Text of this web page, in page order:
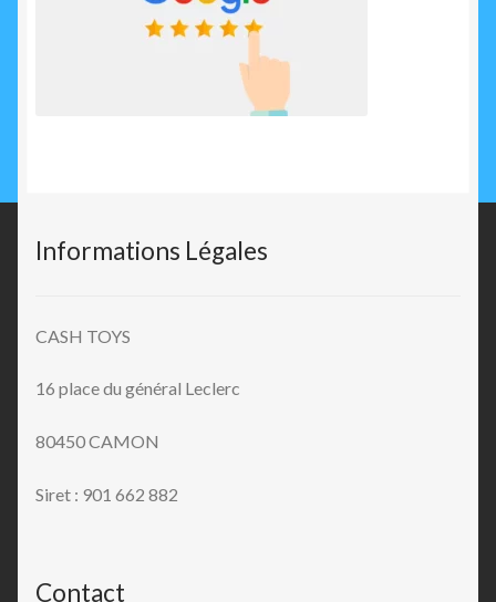
Informations Légales
CASH TOYS
16 place du général Leclerc
80450 CAMON
Siret : 901 662 882
Contact